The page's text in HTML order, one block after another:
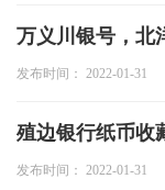
万义川银号，北
发布时间： 2022-01-31
殖边银行纸币收
发布时间： 2022-01-31